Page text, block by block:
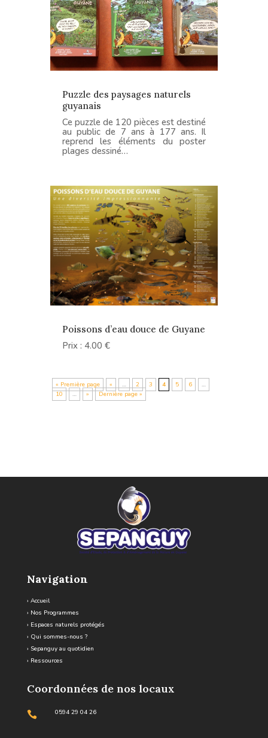
Puzzle des paysages naturels
guyanais
Ce puzzle de 120 pièces est destiné
au public de 7 ans à 177 ans. Il
reprend les éléments du poster
plages dessiné…
Poissons d’eau douce de Guyane
Prix : 4.00 €
« Première page « … 2 3 4 5 6
…
10
… » Dernière page »
Navigation
› Accueil
› Nos Programmes
› Espaces naturels protégés
› Qui sommes-nous ?
› Sepanguy au quotidien
› Ressources
Coordonnées de nos locaux
 0594 29 04 26